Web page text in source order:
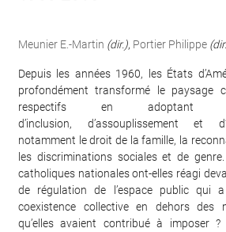
Meunier E.-Martin (dir.), Portier Philippe
Depuis les années 1960, les États
profondément transformé le paysage
respectifs en adoptant
d’inclusion, d’assouplissement et
notamment le droit de la famille, la
les discriminations sociales et de
catholiques nationales ont-elles réagi
de régulation de l’espace public qui
coexistence collective en dehors des
qu’elles avaient contribué à imposer ?